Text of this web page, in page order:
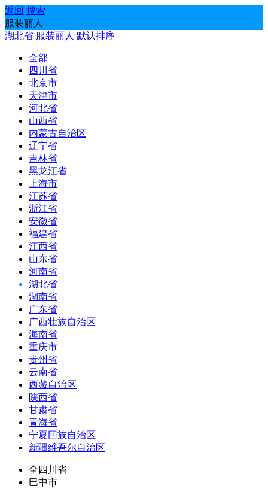
返回 搜索
服装丽人
湖北省 服装丽人 默认排序
全部
四川省
北京市
天津市
河北省
山西省
内蒙古自治区
辽宁省
吉林省
黑龙江省
上海市
江苏省
浙江省
安徽省
福建省
江西省
山东省
河南省
湖北省
湖南省
广东省
广西壮族自治区
海南省
重庆市
贵州省
云南省
西藏自治区
陕西省
甘肃省
青海省
宁夏回族自治区
新疆维吾尔自治区
全四川省
巴中市